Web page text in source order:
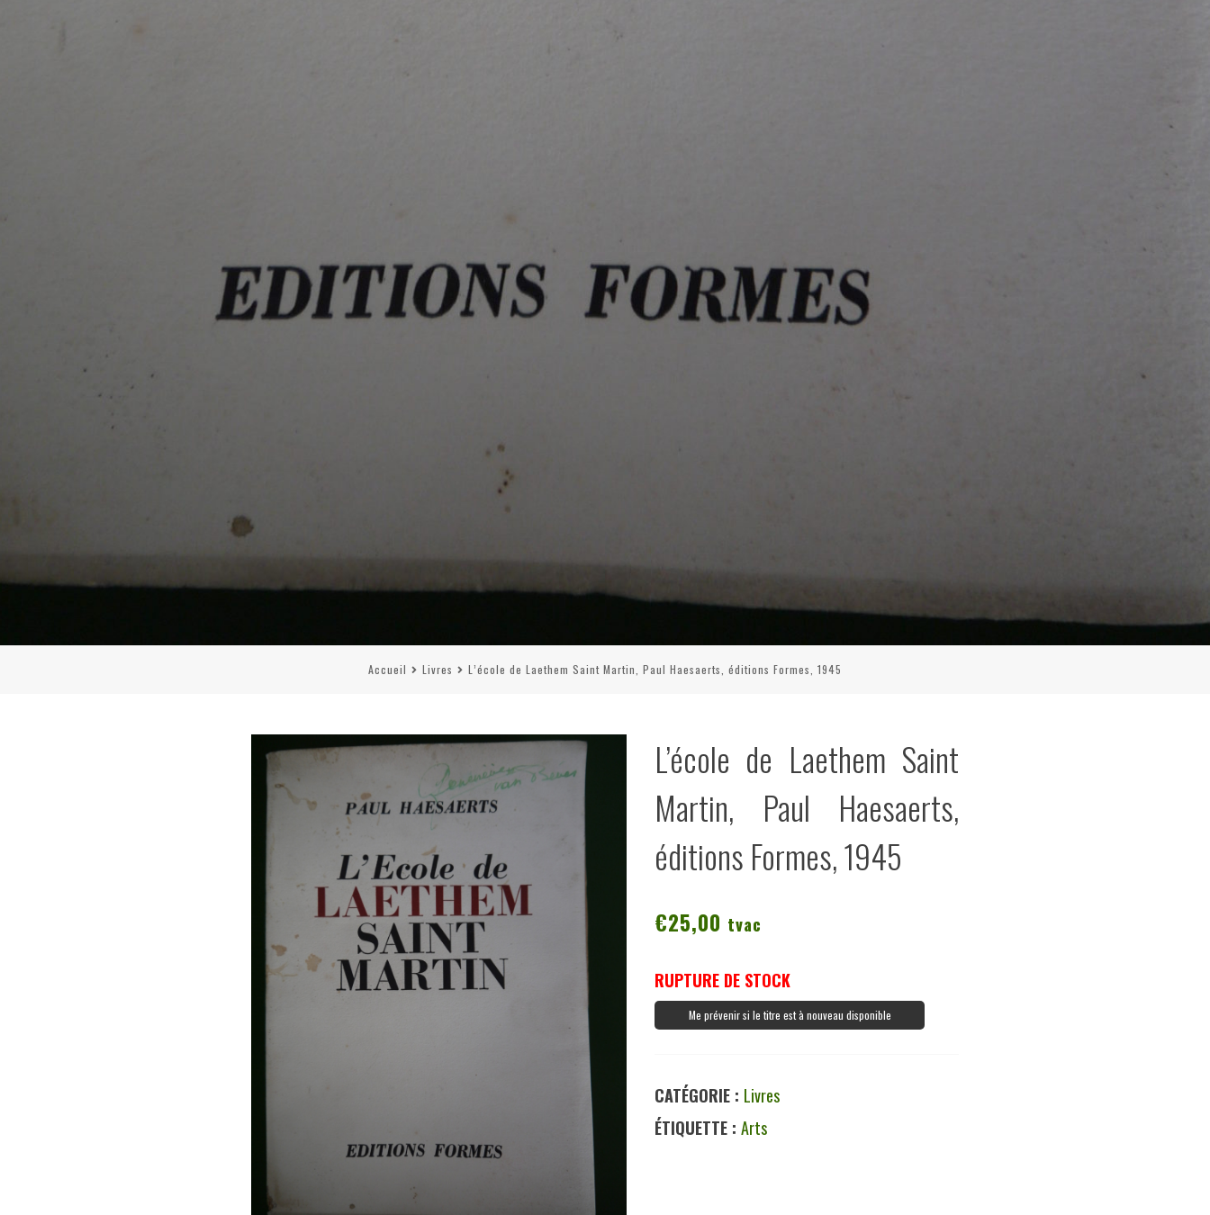
Accueil Livres L’école de Laethem Saint Martin, Paul Haesaerts, éditions Formes, 1945
L’école de Laethem Saint
Martin, Paul Haesaerts,
éditions Formes, 1945
€25,00 tvac
RUPTURE DE STOCK
Me prévenir si le titre est à nouveau disponible
CATÉGORIE : Livres
ÉTIQUETTE :Arts